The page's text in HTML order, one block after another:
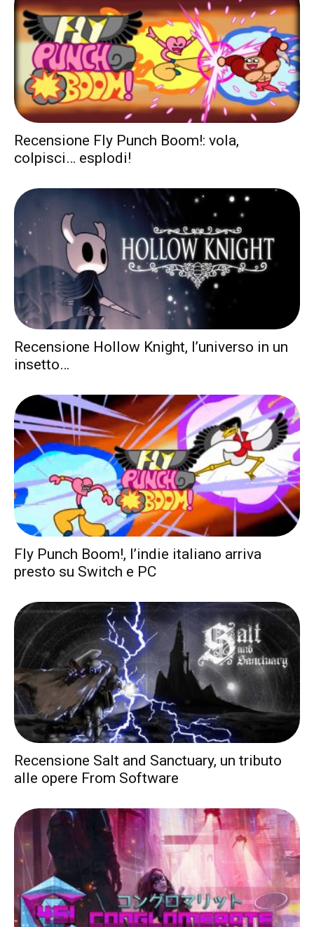
Recensione Fly Punch Boom!: vola,
colpisci… esplodi!
Recensione Hollow Knight, l’universo in un
insetto…
Fly Punch Boom!, l’indie italiano arriva
presto su Switch e PC
Recensione Salt and Sanctuary, un tributo
alle opere From Software